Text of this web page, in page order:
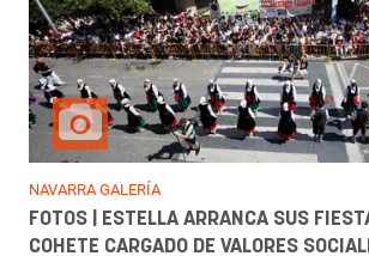
NAVARRA GALERÍA
FOTOS | ESTELLA ARRANCA SUS
COHETE CARGADO DE VALORES